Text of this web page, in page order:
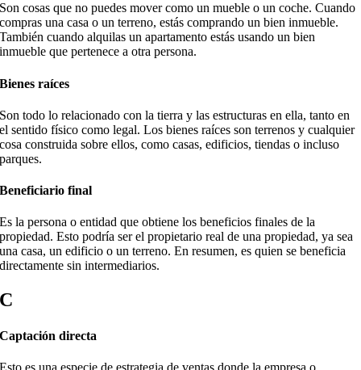
Son cosas que no puedes mover como un mueble o un coche. Cuando
compras una casa o un terreno, estás comprando un bien inmueble.
También cuando alquilas un apartamento estás usando un bien
inmueble que pertenece a otra persona.
Bienes raíces
Son todo lo relacionado con la tierra y las estructuras en ella, tanto en
el sentido físico como legal. Los bienes raíces son terrenos y cualquier
cosa construida sobre ellos, como casas, edificios, tiendas o incluso
parques.
Beneficiario final
Es la persona o entidad que obtiene los beneficios finales de la
propiedad. Esto podría ser el propietario real de una propiedad, ya sea
una casa, un edificio o un terreno. En resumen, es quien se beneficia
directamente sin intermediarios.
C
Captación directa
Esto es una especie de estrategia de ventas donde la empresa o